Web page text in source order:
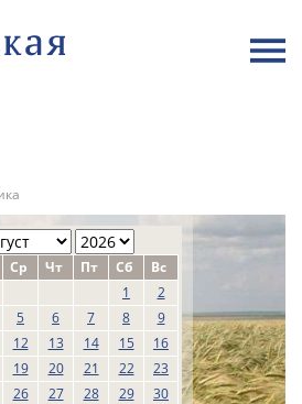
Ср Чт Пт Сб
Вс
1
2
5 6 7 8
9
12 13 14 15
16
19 20 21 22
23
26 27 28 29
30